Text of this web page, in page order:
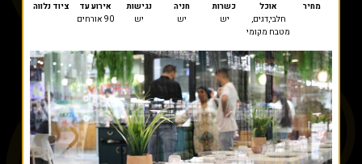
מחיר אוכל כשרות חניה נגישות אירוע עד
ציוד נלווה
חלבי,דגים,
מטבח מקומי
יש יש יש 90 אורחים